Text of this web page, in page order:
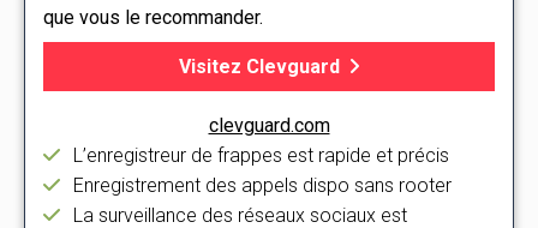
que vous le recommander.
Visitez Clevguard
clevguard.com
L’enregistreur de frappes est rapide et précis
Enregistrement des appels dispo sans rooter
La surveillance des réseaux sociaux est